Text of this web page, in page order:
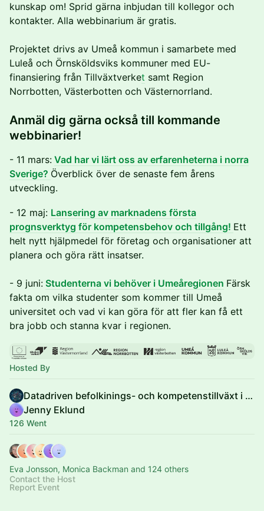
kunskap om! Sprid gärna inbjudan till kollegor och
kontakter. Alla webbinarium är gratis.
Projektet drivs av Umeå kommun i samarbete med
Luleå och Örnsköldsviks kommuner med EU-
finansiering från Tillväxtverket samt Region
Norrbotten, Västerbotten och Västernorrland.
Anmäl dig gärna också till kommande
webbinarier!
- 11 mars: Vad har vi lärt oss av erfarenheterna i norra
Sverige? Överblick över de senaste fem årens
utveckling.
- 12 maj: Lansering av marknadens första
prognsverktyg för kompetensbehov och tillgång! Ett
helt nytt hjälpmedel för företag och organisationer att
planera och göra rätt insatser.
- 9 juni: Studenterna vi behöver i Umeåregionen Färsk
fakta om vilka studenter som kommer till Umeå
universitet och vad vi kan göra för att fler kan få ett
bra jobb och stanna kvar i regionen.
Hosted By
Datadriven befolkinings- och kompetenstillväxt i norr
Jenny Eklund
126 Went
Eva Jonsson, Monica Backman and 124 others
Contact the Host
Report Event